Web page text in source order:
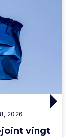
2026
vingt